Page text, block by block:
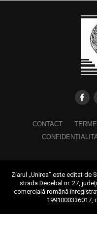
CONTACT
Ziarul „Unirea” este editat de
strada Decebal nr. 27,
comercială română
1991000336017,